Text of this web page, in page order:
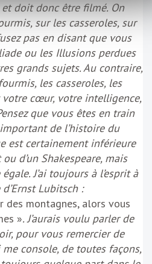
doit donc être filmé. On
sur les casseroles, sur
pas en disant que vous
ou les Illusions perdues
grands sujets. Au contraire,
les casseroles, les
cœur, votre intelligence,
que vous êtes en train
de l’histoire du
est certainement inférieure
d’un Shakespeare, mais
J’ai toujours à l’esprit à
Lubitsch :
des montagnes, alors vous
». J’aurais voulu parler de
pour vous remercier de
console, de toutes façons,